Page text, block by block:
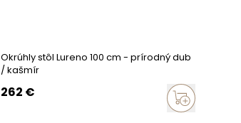
Okrúhly stôl Lureno 100 cm - prírodný dub
/ kašmír
262 €